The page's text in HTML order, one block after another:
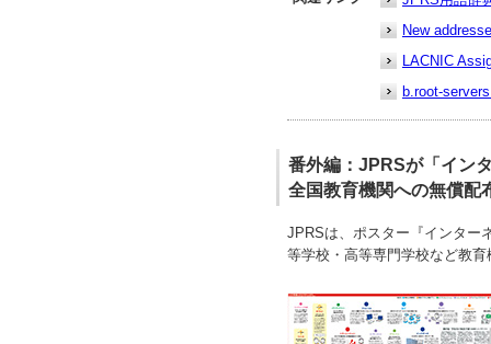
New
LACNIC
b.root-
番外編：JPRSが「イン
全国教育機関への無償配
JPRSは、ポスター『インター
等学校・高等専門学校など教